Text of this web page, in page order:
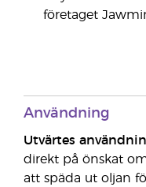
företaget
Användning
Utvärtes
direkt på önskat
att späda ut oljan